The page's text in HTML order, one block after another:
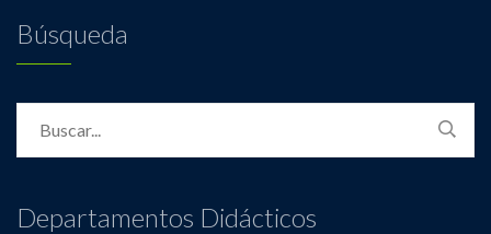
Búsqueda
Departamentos Didácticos